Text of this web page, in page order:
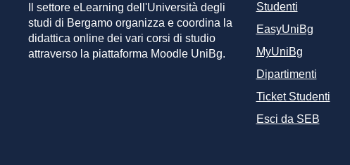
Il settore eLearning dell'Università degli
studi di Bergamo organizza e coordina la
didattica online dei vari corsi di studio
attraverso la piattaforma Moodle UniBg.
Studenti
EasyUniBg
MyUniBg
Dipartimenti
Ticket Studenti
Esci da SEB